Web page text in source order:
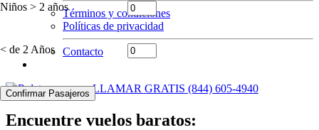
Términos y condiciones
Políticas de privacidad
Contacto
LLAMAR GRATIS (844) 605-4940
Encuentre vuelos baratos:
Niños > 2 años
< de 2 Años
Confirmar Pasajeros